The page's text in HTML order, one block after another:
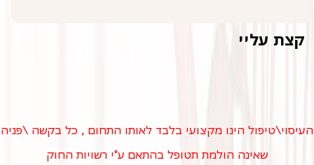
טיפולים
קצת עליי
העיסוי\טיפול הינו מקצועי בלבד לאותו התחום , כל בקשה \פניה
שאינה הולמת תטופל בהתאם ע"י רשויות החוק